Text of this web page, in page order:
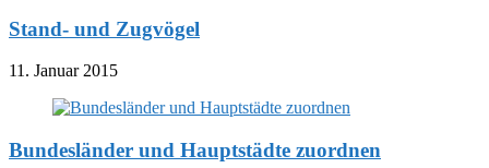
Stand- und Zugvögel
11. Januar 2015
Bundesländer und Hauptstädte zuordnen